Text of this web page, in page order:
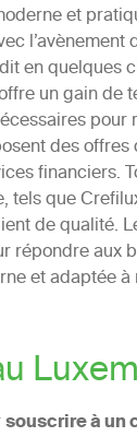
et
l’avènement
en quelques
un gain de
des offres
financiers.
que
de qualité.
répondre aux
et adaptée
souscrire à un